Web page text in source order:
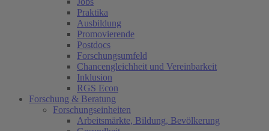
Praktika
Ausbildung
Promovierende
Postdocs
Forschungsumfeld
Chancengleichheit und Vereinbarkeit
Inklusion
RGS Econ
Forschung & Beratung
Forschungseinheiten
Arbeitsmärkte, Bildung, Bevölkerung